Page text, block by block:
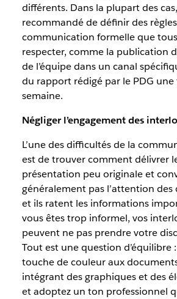
différents. Dans la plupart des
recommandé de définir des
communication formelle que
respecter, comme la publication
de l’équipe dans un canal
du rapport rédigé par le PDG une
semaine.
Négliger l’engagement des
L’une des difficultés de la
est de trouver comment délivrer
présentation peu originale et
généralement pas l’attention
et ils ratent les informations
vous êtes trop informel, vos
peuvent ne pas prendre votre
Tout est une question d’équilibre
touche de couleur aux
intégrant des graphiques et des
et adoptez un ton professionnel